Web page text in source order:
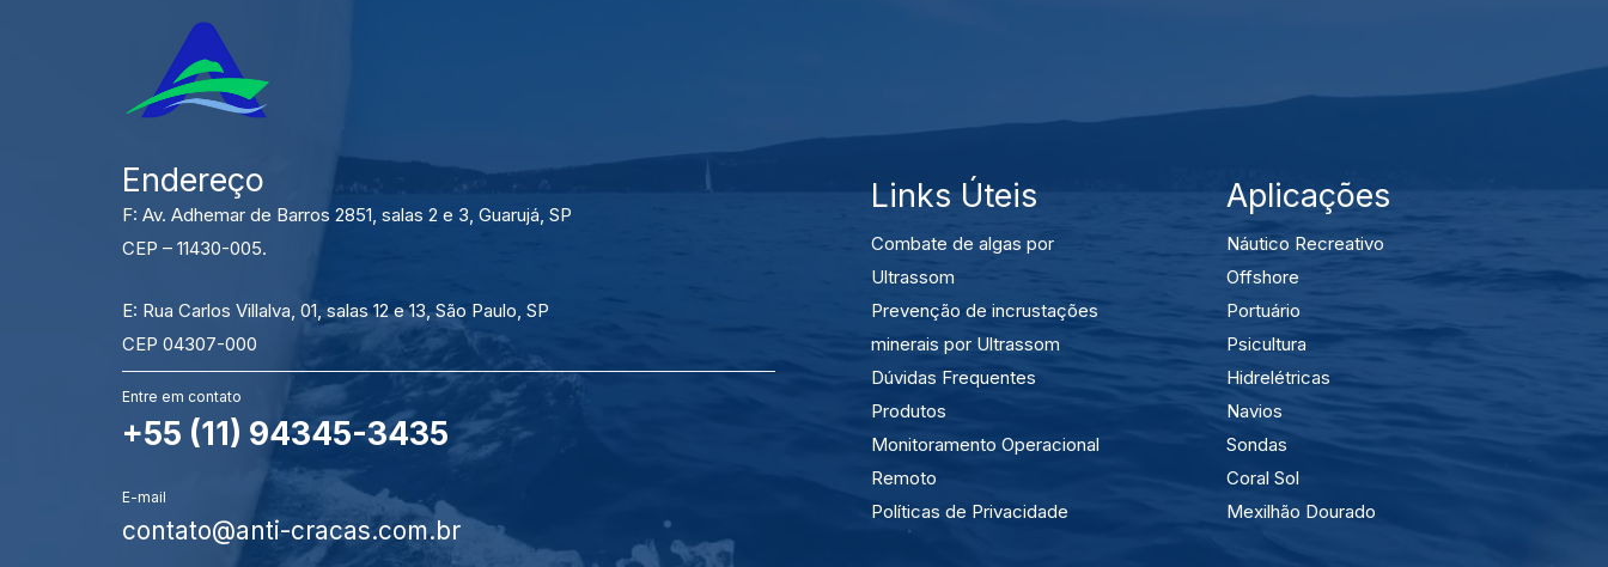
Endereço
F: Av. Adhemar de Barros 2851, salas 2 e 3, Guarujá, SP
CEP – 11430-005.
E: Rua Carlos Villalva, 01, salas 12 e 13, São Paulo, SP
CEP 04307-000
Entre em contato
+55 (11) 94345-3435
E-mail
contato@anti-cracas.com.br
Links Úteis
Combate de algas por
Ultrassom
Prevenção de incrustações
minerais por Ultrassom
Dúvidas Frequentes
Produtos
Monitoramento Operacional
Remoto
Políticas de Privacidade
Aplicações
Náutico Recreativo
Offshore
Portuário
Psicultura
Hidrelétricas
Navios
Sondas
Coral Sol
Mexilhão Dourado